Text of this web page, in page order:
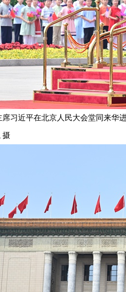
近平在北京人民大会堂同来华
摄